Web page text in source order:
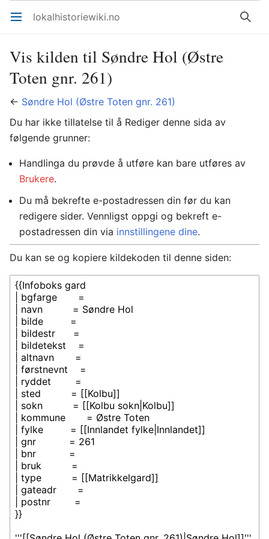
Åpne hovedmenyen lokalhistoriewiki.no Søk
Vis kilden til Søndre Hol (Østre
Toten gnr. 261)
← Søndre Hol (Østre Toten gnr. 261)
Du har ikke tillatelse til å Rediger denne sida av
følgende grunner:
Handlinga du prøvde å utføre kan bare utføres av
Brukere.
Du må bekrefte e-postadressen din før du kan
redigere sider. Vennligst oppgi og bekreft e-
postadressen din via innstillingene dine.
Du kan se og kopiere kildekoden til denne siden: